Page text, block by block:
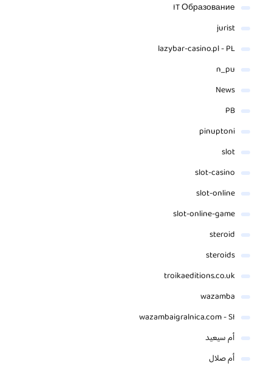
IT Образование
jurist
lazybar-casino.pl - PL
n_pu
News
PB
pinuptoni
slot
slot-casino
slot-online
slot-online-game
steroid
steroids
troikaeditions.co.uk
wazamba
wazambaigralnica.com - SI
أم سيعيد
أم صلال